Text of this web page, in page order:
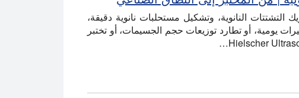
النانوية، وتشكيل مستحلبات نانوية دقيقة،
يومية، أو تطارد توزيعات حجم الجسيمات، أو تختبر